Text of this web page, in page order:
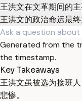
王洪文在文革期间的
王洪文的政治命运最终
Generated from the
the timestamp.
Key Takeaways
王洪文虽被选为接班
悲惨。